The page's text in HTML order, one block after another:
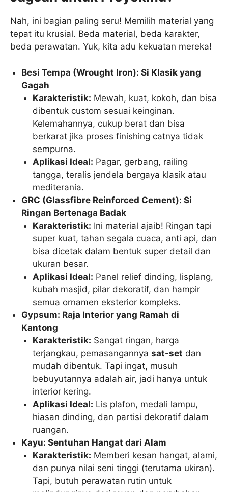
Nah, ini bagian paling seru! Memilih material yang
tepat itu krusial. Beda material, beda karakter,
beda perawatan. Yuk, kita adu kekuatan mereka!
Besi Tempa (Wrought Iron): Si Klasik yang
Gagah
Karakteristik: Mewah, kuat, kokoh, dan bisa
dibentuk custom sesuai keinginan.
Kelemahannya, cukup berat dan bisa
berkarat jika proses finishing catnya tidak
sempurna.
Aplikasi Ideal: Pagar, gerbang, railing
tangga, teralis jendela bergaya klasik atau
mediterania.
GRC (Glassfibre Reinforced Cement): Si
Ringan Bertenaga Badak
Karakteristik: Ini material ajaib! Ringan tapi
super kuat, tahan segala cuaca, anti api, dan
bisa dicetak dalam bentuk super detail dan
ukuran besar.
Aplikasi Ideal: Panel relief dinding, lisplang,
kubah masjid, pilar dekoratif, dan hampir
semua ornamen eksterior kompleks.
Gypsum: Raja Interior yang Ramah di
Kantong
Karakteristik: Sangat ringan, harga
terjangkau, pemasangannyasat-set dan
mudah dibentuk. Tapi ingat, musuh
bebuyutannya adalah air, jadi hanya untuk
interior kering.
Aplikasi Ideal: Lis plafon, medali lampu,
hiasan dinding, dan partisi dekoratif dalam
ruangan.
Kayu: Sentuhan Hangat dari Alam
Karakteristik: Memberi kesan hangat, alami,
dan punya nilai seni tinggi (terutama ukiran).
Tapi, butuh perawatan rutin untuk